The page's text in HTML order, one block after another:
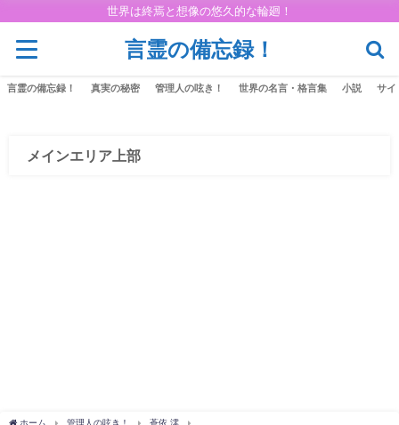
世界は終焉と想像の悠久的な輪廻！
言霊の備忘録！
言霊の備忘録！ 真実の秘密 管理人の呟き！ 世界の名言・格言集 小説 サイ
メインエリア上部
ホーム 管理人の呟き！ 蒼依 澪